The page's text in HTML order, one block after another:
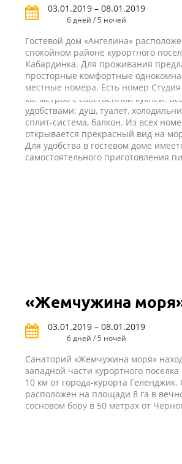
03.01.2019 – 08.01.2019
6 дней / 5 ночей
Гостевой дом «Ангелина»
спокойном районе курортного
Кабардинка. Для проживания
просторные комфортные
местные номера. Есть номер
кв. метров с собственной кухней.
удобствами: душ, туалет,
сплит-система, балкон. Из всех
открывается прекрасный вид на
Для удобства в гостевом доме
самостоятельного приготовления
«Жемчужина
03.01.2019 – 08.01.2019
6 дней / 5 ночей
Санаторий «Жемчужина моря»
западной части курортного
10 км от города-курорта
расположен на площади 8 га в
сосновом бору в 50 метрах от